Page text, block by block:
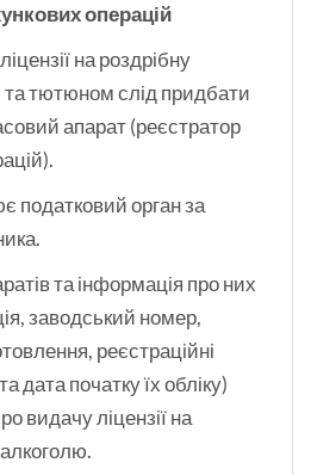
операцій
на роздрібну
та тютюном слід придбати
апарат (реєстратор
податковий орган за
та інформація про них
заводський номер,
реєстраційні
дата початку їх обліку)
видачу ліцензії на